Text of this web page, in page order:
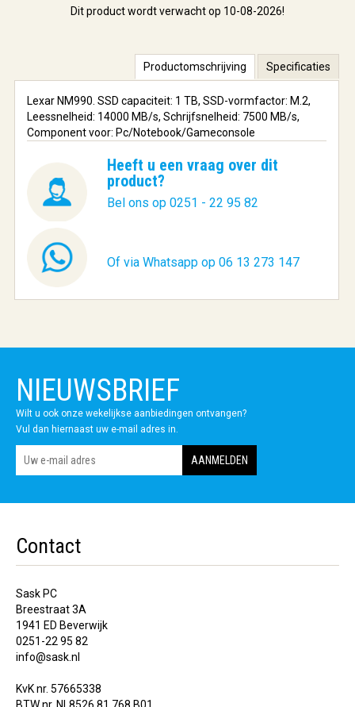
Dit product wordt verwacht op 10-08-2026!
Productomschrijving Specificaties
Lexar NM990. SSD capaciteit: 1 TB, SSD-vormfactor: M.2,
Leessnelheid: 14000 MB/s, Schrijfsnelheid: 7500 MB/s,
Component voor: Pc/Notebook/Gameconsole
Heeft u een vraag over dit
product?
Bel ons op 0251 - 22 95 82
Of via Whatsapp op 06 13 273 147
NIEUWSBRIEF
Wilt u ook onze wekelijkse aanbiedingen ontvangen?
Vul dan hiernaast uw e-mail adres in.
Contact
Sask PC
Breestraat 3A
1941 ED Beverwijk
0251-22 95 82
info@sask.nl
KvK nr. 57665338